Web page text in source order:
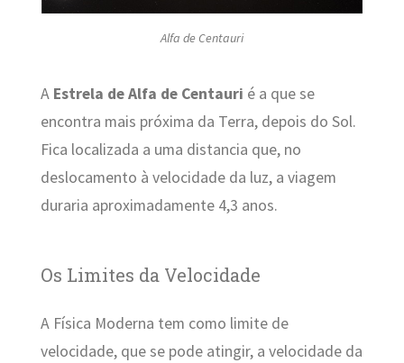
Alfa de Centauri
A Estrela de Alfa de Centauri é a que se
encontra mais próxima da Terra, depois do Sol.
Fica localizada a uma distancia que, no
deslocamento à velocidade da luz, a viagem
duraria aproximadamente 4,3 anos.
Os Limites da Velocidade
A Física Moderna tem como limite de
velocidade, que se pode atingir, a velocidade da